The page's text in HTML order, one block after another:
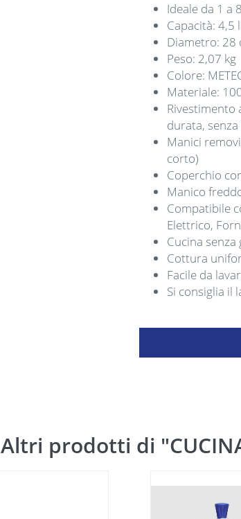
Ideale da 1 a
Capacità: 4,5
Diametro: 28
Peso: 2,07 kg
Colore:
Materiale:
Rivestimento
durata, senza
Manici
corto)
Coperchio
Manico
Compatibile
Elettrico,
Cucina senza
Cottura
Facile da
Si consiglia il
Altri prodotti di